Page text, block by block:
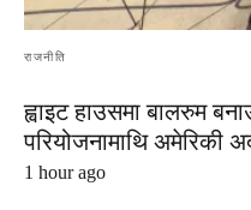
राजनीति
ह्वाइट हाउसमा बालरुम
परियोजनामाथि अमेरिकी
1 hour ago